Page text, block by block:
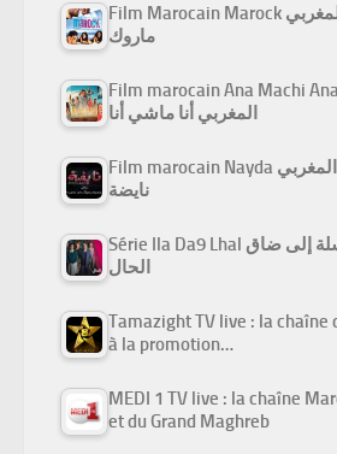
Film Marocain Marock الفيلم المغربي
ماروك
Film marocain Ana Machi Ana الفيلم
المغربي أنا ماشي أنا
Film marocain Nayda الفيلم المغربي
نايضة
Série Ila Da9 Lhal سلسلة إلى ضاق
الحال
Tamazight TV live : la chaîne
à la promotion…
MEDI 1 TV live : la chaîne
et du Grand Maghreb